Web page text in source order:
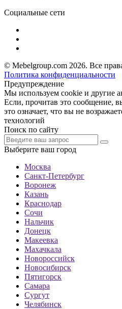
Социальные сети
© Mebelgroup.com 2026. Все
Политика конфиденциальности
Предупреждение
Мы используем cookie и другие
Если, прочитав это сообщение,
это означает, что вы не
технологий
Поиск по сайту
Выберите ваш город
Москва
Санкт-Петербург
Воронеж
Казань
Краснодар
Сочи
Нальчик
Донецк
Макеевка
Махачкала
Новороссийск
Новосибирск
Пятигорск
Самара
Сургут
Челябинск